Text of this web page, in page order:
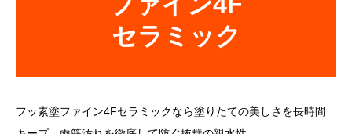
セラミック
フッ素塗ファイン4Fセラミックなら塗りたての美しさを長時間